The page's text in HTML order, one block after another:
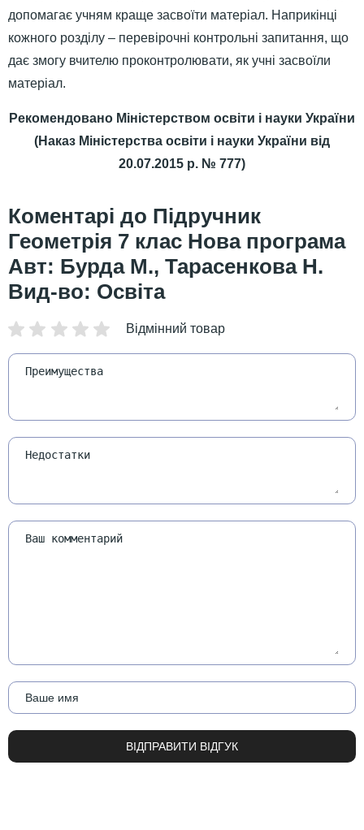
допомагає учням краще засвоїти матеріал. Наприкінці
кожного розділу – перевірочні контрольні запитання, що
дає змогу вчителю проконтролювати, як учні засвоїли
матеріал.
Рекомендовано Міністерством освіти і науки України
(Наказ Міністерства освіти і науки України від
20.07.2015 р. № 777)
Підручник
Геометрія 7 клас Нова програма
Авт: Бурда М., Тарасенкова Н.
Вид-во: Освіта